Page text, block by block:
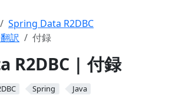
Spring Data R2DBC
訳
付録
R2DBC | 付録
Spring Java